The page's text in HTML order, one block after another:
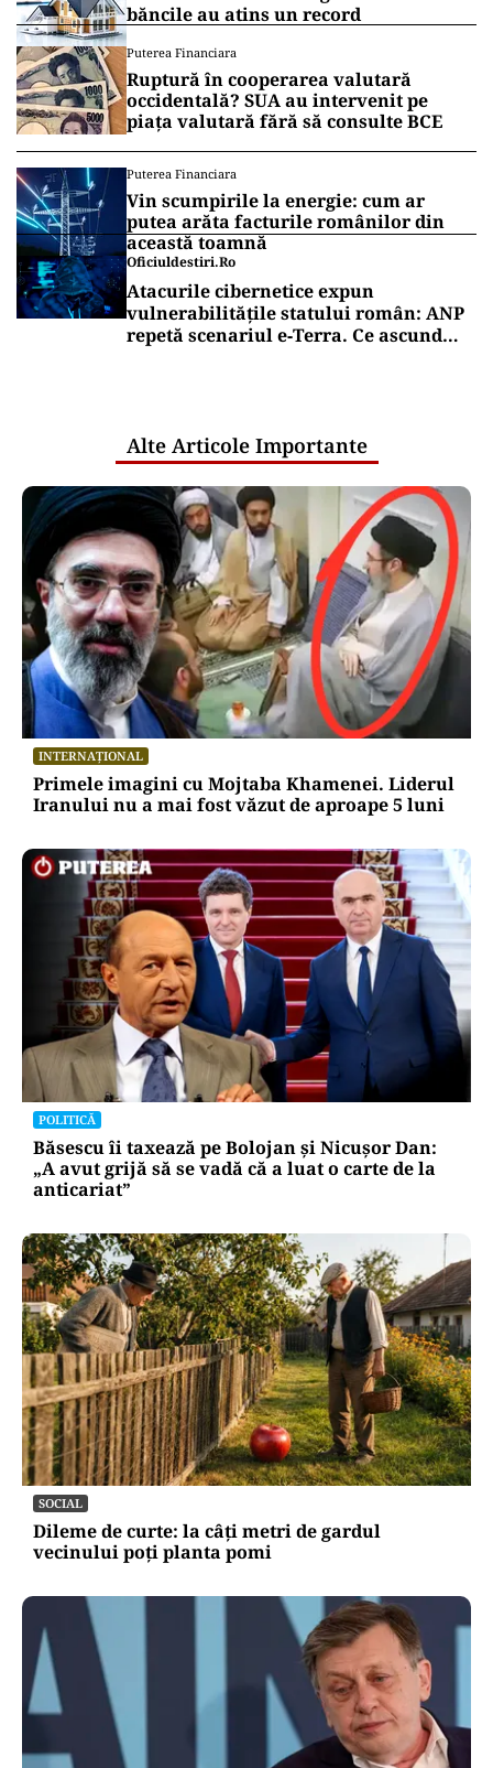
băncile au atins un record
Puterea Financiara
Ruptură în cooperarea valutară
occidentală? SUA au intervenit pe
piața valutară fără să consulte BCE
Puterea Financiara
Vin scumpirile la energie: cum ar
putea arăta facturile românilor din
această toamnă
Oficiuldestiri.ro
Atacurile cibernetice expun
vulnerabilitățile statului român: ANP
repetă scenariul e‑Terra. Ce ascund
Alte Articole Importante
INTERNAȚIONAL
Primele imagini cu Mojtaba Khamenei. Liderul
Iranului nu a mai fost văzut de aproape 5 luni
POLITICĂ
Băsescu îi taxează pe Bolojan și Nicușor Dan:
„A avut grijă să se vadă că a luat o carte de la
anticariat”
SOCIAL
Dileme de curte: la câți metri de gardul
vecinului poți planta pomi